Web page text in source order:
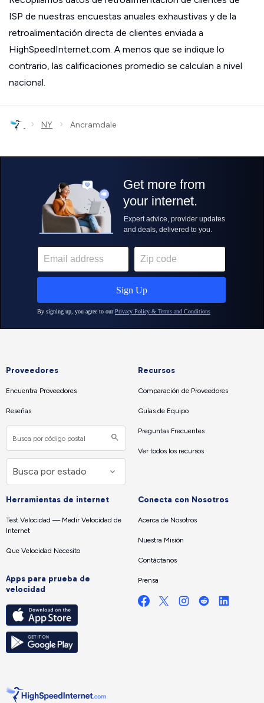
ISP de nuestras encuestas anuales exhaustivas y de la
retroalimentación directa de clientes enviada a
HighSpeedInternet.com. A menos que se indique lo
contrario, las calificaciones promedio se calculan a nivel
nacional.
› NY › Ancramdale
Proveedores
Encuentra Proveedores
Reseñas
Recursos
Comparación de Proveedores
Guías de Equipo
Preguntas Frecuentes
Ver todos los recursos
Herramientas de internet
Test Velocidad — Medir Velocidad de
Internet
Que Velocidad Necesito
Apps para prueba de
velocidad
Conecta con Nosotros
Acerca de Nosotros
Nuestra Misión
Contáctanos
Prensa